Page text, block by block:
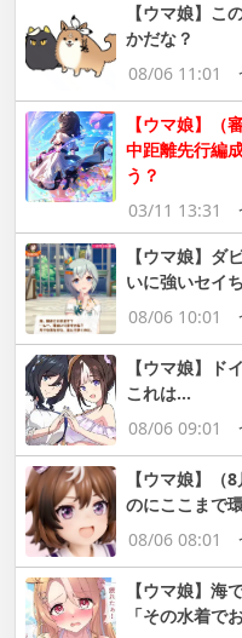
【ウマ娘】こ
かだな？
08/06 11:01
【ウマ娘】（
中距離先行編
う？
03/11 13:31
【ウマ娘】ダ
いに強いセイち
08/06 10:01
【ウマ娘】ド
これは…
08/06 09:01
【ウマ娘】（
のにここまで
08/06 08:01
【ウマ娘】海
「その水着で